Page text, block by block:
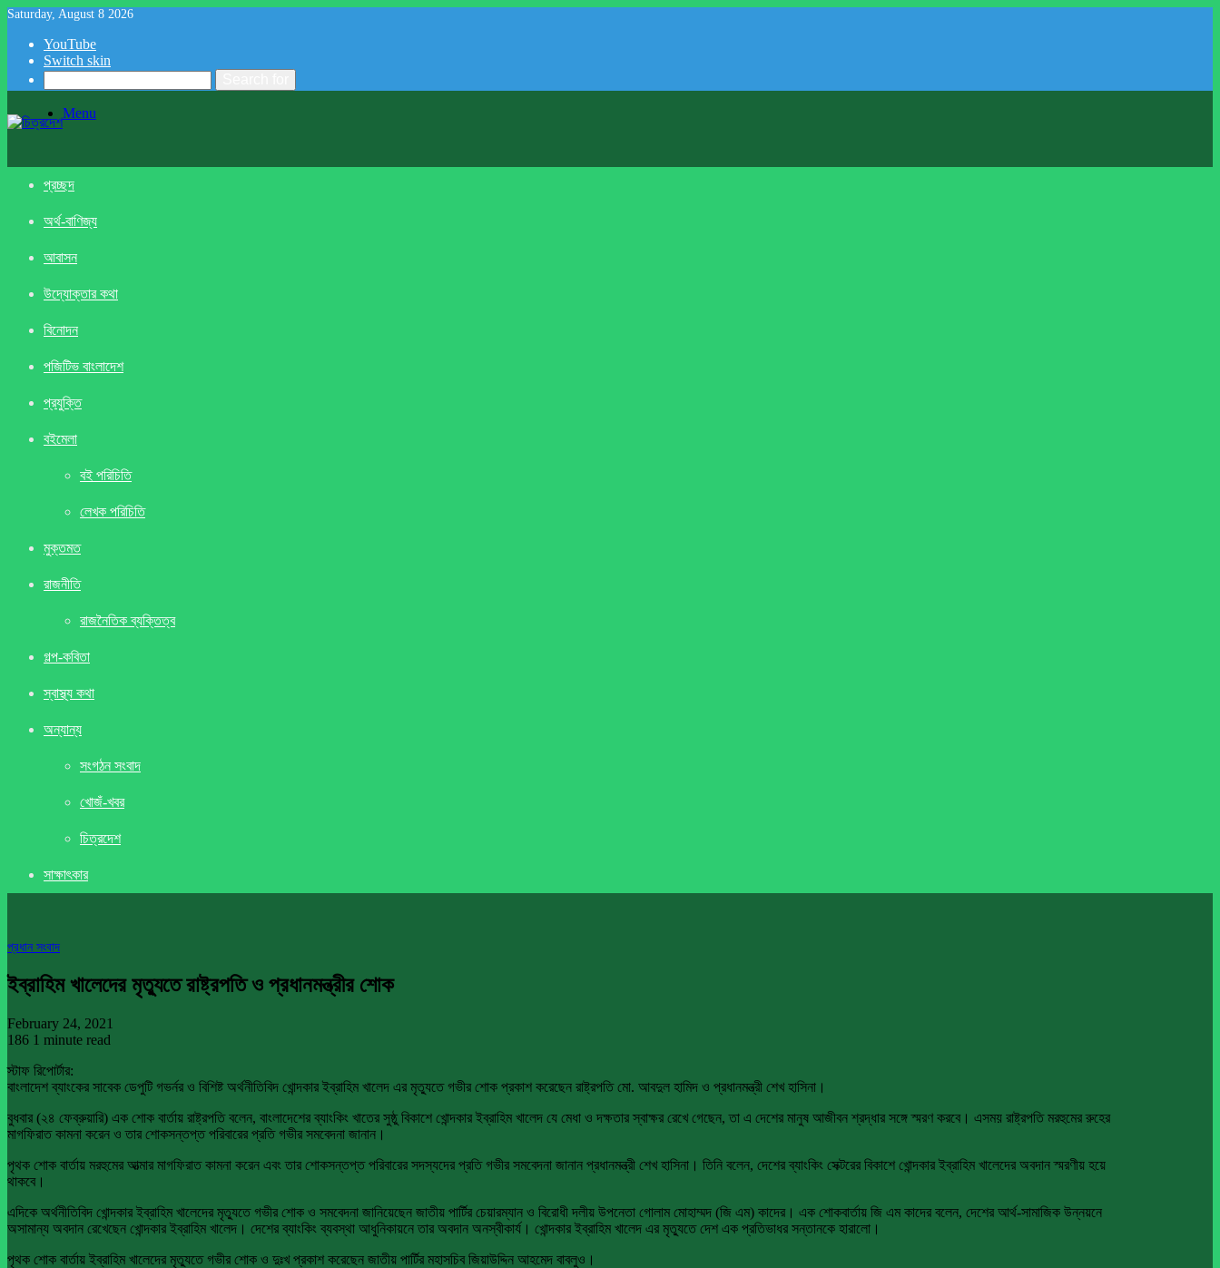
Saturday, August 8 2026
YouTube
Switch skin
Menu
প্রচ্ছদ
অর্থ-বাণিজ্য
আবাসন
উদ্যোক্তার কথা
বিনোদন
পজিটিভ বাংলাদেশ
প্রযুক্তি
বইমেলা
বই পরিচিতি
লেখক পরিচিতি
মুক্তমত
রাজনীতি
রাজনৈতিক ব্যক্তিত্ব
গল্প-কবিতা
স্বাস্থ্য কথা
অন্যান্য
সংগঠন সংবাদ
খােজঁ-খবর
চিত্রদেশ
সাক্ষাৎকার
প্রধান সংবাদ
ইব্রাহিম খালেদের মৃত্যুতে রাষ্ট্রপতি ও প্রধানমন্ত্রীর শোক
February 24, 2021
186 1 minute read
স্টাফ রিপোর্টার:
বাংলাদেশ ব্যাংকের সাবেক ডেপুটি গভর্নর ও বিশিষ্ট অর্থনীতিবিদ খোন্দকার ইব্রাহিম খালেদ এর মৃত্যুতে গভীর শোক প্রকাশ করেছেন রাষ্ট্রপতি মো. আবদুল হামিদ ও প্রধানমন্ত্রী শেখ হাসিনা।
বুধবার (২৪ ফেব্রুয়ারি) এক শোক বার্তায় রাষ্ট্রপতি বলেন, বাংলাদেশের ব্যাংকিং খাতের সুষ্ঠু বিকাশে খোন্দকার ইব্রাহিম খালেদ যে মেধা ও দক্ষতার স্বাক্ষর রেখে গেছেন, তা এ দেশের মানুষ আজীবন শ্রদ্ধার সঙ্গে স্মরণ করবে। এসময় রাষ্ট্রপতি মরহুমের রুহের
মাগফিরাত কামনা করেন ও তার শোকসন্তপ্ত পরিবারের প্রতি গভীর সমবেদনা জানান।
পৃথক শোক বার্তায় মরহুমের আত্মার মাগফিরাত কামনা করেন এবং তার শোকসন্তপ্ত পরিবারের সদস্যদের প্রতি গভীর সমবেদনা জানান প্রধানমন্ত্রী শেখ হাসিনা। তিনি বলেন, দেশের ব্যাংকিং সেক্টরের বিকাশে খোন্দকার ইব্রাহিম খালেদের অবদান স্মরণীয় হয়ে
থাকবে।
এদিকে অর্থনীতিবিদ খোন্দকার ইব্রাহিম খালেদের মৃত্যুতে গভীর শোক ও সমবেদনা জানিয়েছেন জাতীয় পার্টির চেয়ারম্যান ও বিরোধী দলীয় উপনেতা গোলাম মোহাম্মদ (জি এম) কাদের। এক শোকবার্তায় জি এম কাদের বলেন, দেশের আর্থ-সামাজিক উন্নয়নে
অসামান্য অবদান রেখেছেন খোন্দকার ইব্রাহিম খালেদ। দেশের ব্যাংকিং ব্যবস্থা আধুনিকায়নে তার অবদান অনস্বীকার্য। খোন্দকার ইব্রাহিম খালেদ এর মৃত্যুতে দেশ এক প্রতিভাধর সন্তানকে হারালো।
পৃথক শোক বার্তায় ইব্রাহিম খালেদের মৃত্যুতে গভীর শোক ও দুঃখ প্রকাশ করেছেন জাতীয় পার্টির মহাসচিব জিয়াউদ্দিন আহমেদ বাবলুও।